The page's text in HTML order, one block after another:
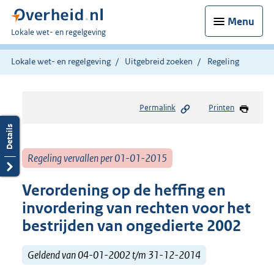
Menu
U
bent
hier:
Lokale wet- en regelgeving
Lokale wet- en regelgeving Uitgebreid zoeken Regeling
Permalink Printen
Regeling vervallen per 01-01-2015
Verordening op de heffing en
invordering van rechten voor het
bestrijden van ongedierte 2002
Geldend van 04-01-2002 t/m 31-12-2014